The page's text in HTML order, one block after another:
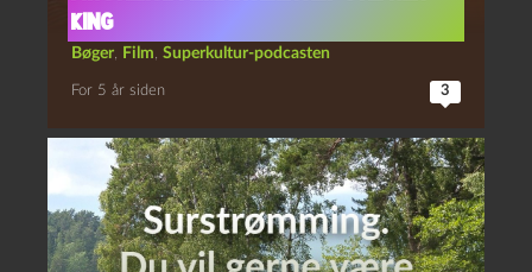
King
Bøger, Film, Superkultur-podcasten
For 5 år siden 3